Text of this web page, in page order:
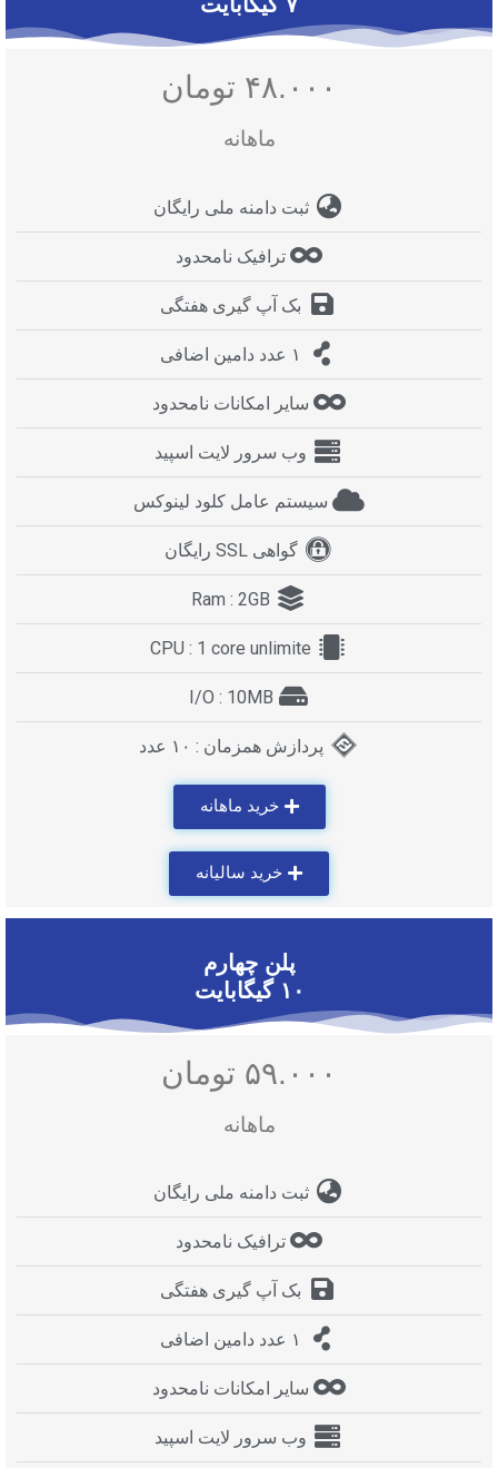
۴۸.۰۰۰ تومان
ماهانه
ثبت دامنه ملی رایگان
ترافیک نامحدود
بک آپ گیری هفتگی
۱ عدد دامین اضافی
سایر امکانات نامحدود
وب سرور لایت اسپید
سیستم عامل کلود لینوکس
گواهی SSL رایگان
Ram : 2GB
CPU : 1 core unlimite
I/O : 10MB
پردازش همزمان : ۱۰ عدد
خرید ماهانه
خرید سالیانه
پلن چهارم
۱۰ گیگابایت
۵۹.۰۰۰ تومان
ماهانه
ثبت دامنه ملی رایگان
ترافیک نامحدود
بک آپ گیری هفتگی
۱ عدد دامین اضافی
سایر امکانات نامحدود
وب سرور لایت اسپید